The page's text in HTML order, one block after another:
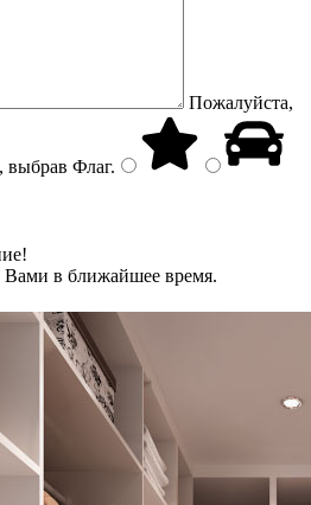
Пожалуйста,
выбрав Флаг.
в ближайшее время.